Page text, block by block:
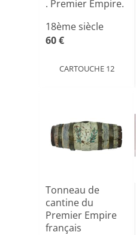
. Premier Empire.
18ème siècle
60 €
CARTOUCHE 12
Tonneau de
cantine du
Premier Empire
français